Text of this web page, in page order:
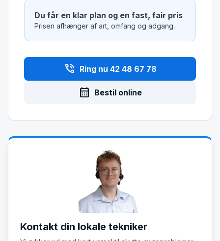
Du får en klar plan og en fast, fair pris
Prisen afhænger af art, omfang og adgang.
phone_in_talk Ring nu 42 48 67 78
calendar_month Bestil online
Kontakt din lokale tekniker